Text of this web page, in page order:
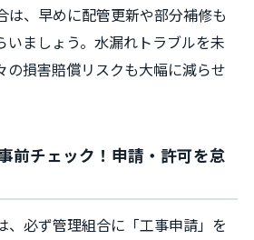
は、早めに配管更新や部分補修も
いましょう。水漏れトラブルを未
の損害賠償リスクも大幅に減らせ
前チェック！申請・許可を怠
、必ず管理組合に「工事申請」を